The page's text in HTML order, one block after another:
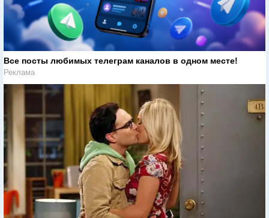
Все посты любимых телеграм каналов в одном месте!
Реклама